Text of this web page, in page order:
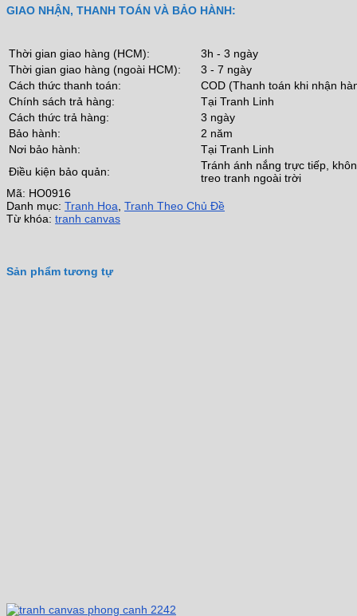
GIAO NHẬN, THANH TOÁN VÀ BẢO HÀNH:
Thời gian giao hàng (HCM):
3h - 3 ngày
Thời gian giao hàng (ngoài HCM):
3 - 7 ngày
Cách thức thanh toán:
COD (Thanh toán khi nhận
Chính sách trả hàng:
Tại Tranh Linh
Cách thức trả hàng:
3 ngày
Bảo hành:
2 năm
Nơi bảo hành:
Tại Tranh Linh
Điều kiện bảo quản:
Tránh ánh nắng trực tiếp,
treo tranh ngoài trời
Mã: HO0916
Danh mục: Tranh Hoa Tranh Theo Chủ Đề
Từ khóa: tranh canvas
Sản phẩm tương tự